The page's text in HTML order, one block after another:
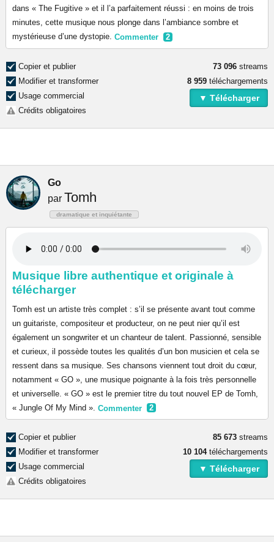
dans « The Fugitive » et il l’a parfaitement réussi : en moins de trois
minutes, cette musique nous plonge dans l’ambiance sombre et
mystérieuse d’une dystopie. Commenter 2
Copier et publier
Modifier et transformer
Usage commercial
Crédits obligatoires
73 096 streams
8 959 téléchargements
▼ Télécharger
Go
par Tomh
dramatique et inquiétante
Musique libre authentique et originale à
télécharger
Tomh est un artiste très complet : s’il se présente avant tout comme
un guitariste, compositeur et producteur, on ne peut nier qu’il est
également un songwriter et un chanteur de talent. Passionné, sensible
et curieux, il possède toutes les qualités d’un bon musicien et cela se
ressent dans sa musique. Ses chansons viennent tout droit du cœur,
notamment « GO », une musique poignante à la fois très personnelle
et universelle. « GO » est le premier titre du tout nouvel EP de Tomh,
« Jungle Of My Mind ». Commenter 2
Copier et publier
Modifier et transformer
Usage commercial
Crédits obligatoires
85 673 streams
10 104téléchargements
▼ Télécharger